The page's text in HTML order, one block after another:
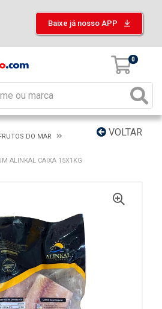
Baixe já nosso APP
0
VOLTAR
DO MAR
ALINKAL CAIXA 15X1KG